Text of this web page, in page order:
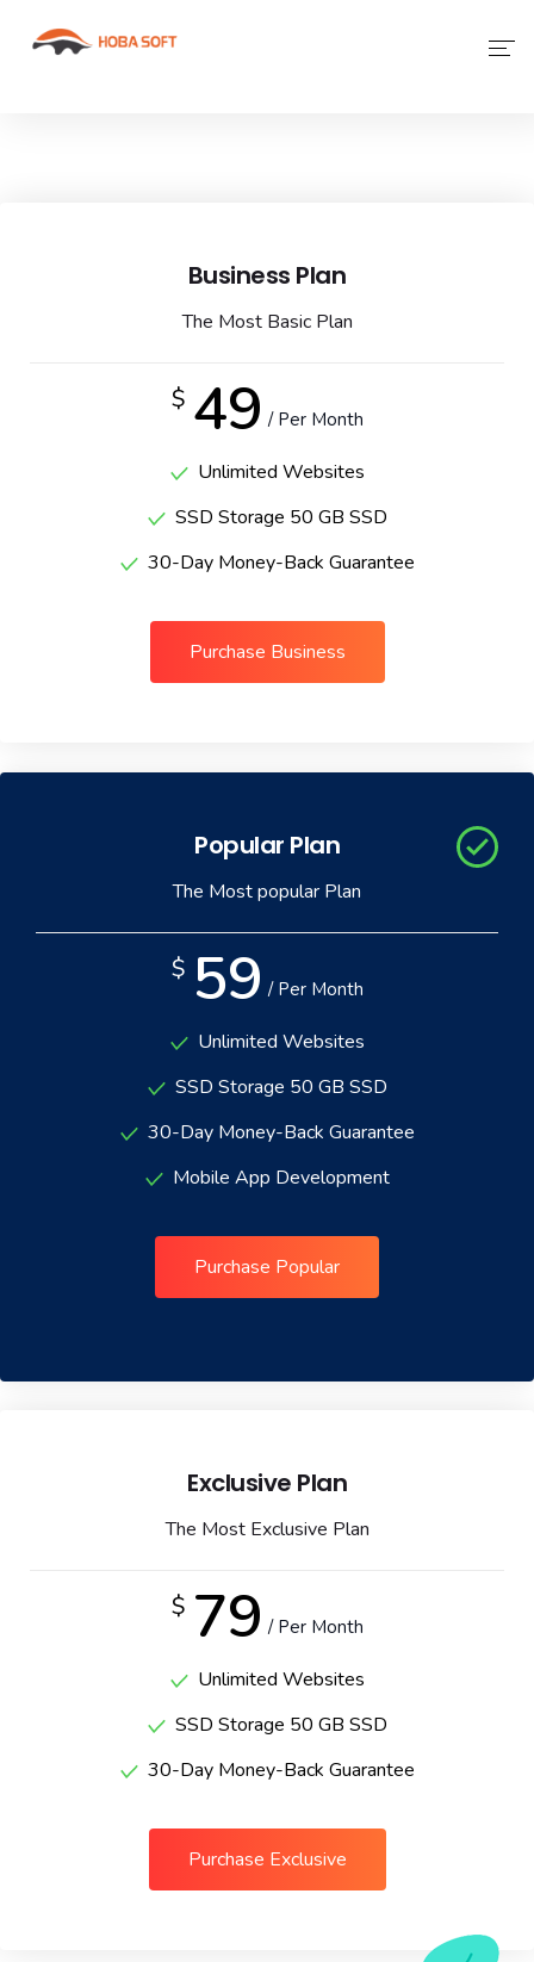
Business Plan
The Most Basic Plan
$ 49 / Per Month
Unlimited Websites
SSD Storage 50 GB SSD
30-Day Money-Back Guarantee
Purchase Business
Popular Plan
The Most popular Plan
$ 59 / Per Month
Unlimited Websites
SSD Storage 50 GB SSD
30-Day Money-Back Guarantee
Mobile App Development
Purchase Popular
Exclusive Plan
The Most Exclusive Plan
$ 79 / Per Month
Unlimited Websites
SSD Storage 50 GB SSD
30-Day Money-Back Guarantee
Purchase Exclusive